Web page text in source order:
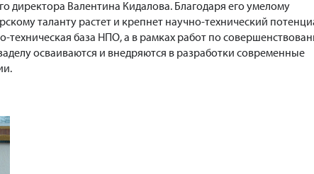
директора Валентина Кидалова. Благодаря его умелому
таланту растет и крепнет научно-технический
техническая база НПО, а в рамках работ по
осваиваются и внедряются в разработки современные